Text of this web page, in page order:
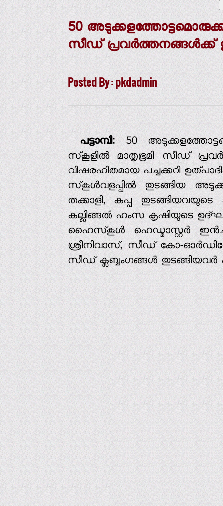
50
സീഡ് പ്രവര്‍ത്തനങ്ങള്‍ക്ക്
Posted By : pkdadmin
പട്ടാമ്പി:50
സ്‌കൂളില്‍ മാതൃഭൂമി സീഡ്
വിഷരഹിതമായ പച്ചക്കറി
സ്‌കൂള്‍വളപ്പില്‍ തുടങ്ങിയ
തക്കാളി, കപ്പ തുടങ്ങിയവയുടെ
കല്ലിങ്ങല്‍ ഹംസ കൃഷിയുടെ
ഹൈസ്‌കൂള്‍ ഹെഡ്മാസ്റ്റര്‍
ശ്രീനിവാസ്, സീഡ് കോ-
സീഡ് ക്ലബ്ബംഗങ്ങള്‍ തുടങ്ങിയവര്‍